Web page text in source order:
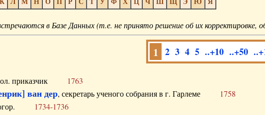
К Л М Н О П Р С Т У Ф Х Ц Ч Ш Щ Э Ю Я
в Базе Данных (т.е. не принято решение об их корректировке,
1 2 3 4 5 ..+10 ..+50
приказчик 1763
ван дер, секретарь ученого собрания в г. Гарлеме 1758
1734-1736